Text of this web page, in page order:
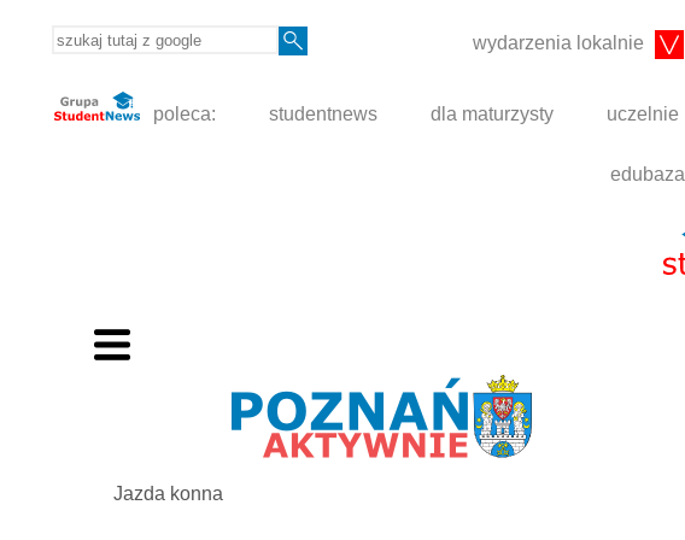
wydarzenia lokalnie
poleca: studentnews dla maturzysty uczelnie
edubaza
Jazda konna